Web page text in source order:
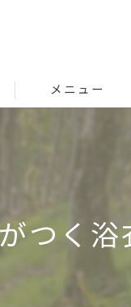
メニュー
つく